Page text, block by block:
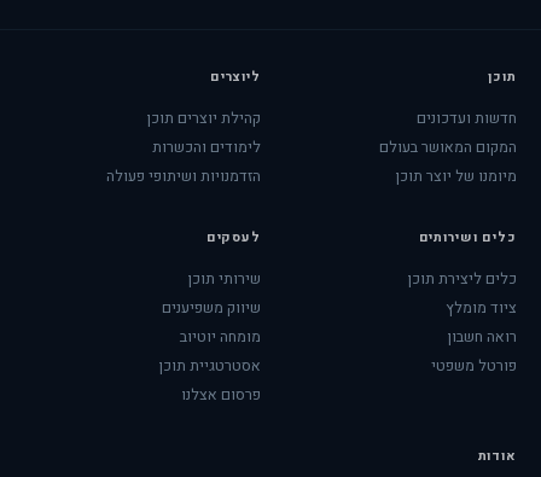
תוכן
חדשות ועדכונים
המקום המאושר בעולם
מיומנו של יוצר תוכן
ליוצרים
קהילת יוצרים תוכן
לימודים והכשרות
הזדמנויות ושיתופי פעולה
כלים ושירותים
כלים ליצירת תוכן
ציוד מומלץ
רואה חשבון
פורטל משפטי
לעסקים
שירותי תוכן
שיווק משפיענים
מומחה יוטיוב
אסטרטגיית תוכן
פרסום אצלנו
אודות